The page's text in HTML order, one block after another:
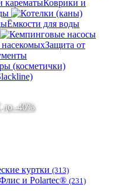
Коврики и
Ёмкости для воды
Защита от
(косметички)
-40%
куртки (313)
и Polartec® (231)